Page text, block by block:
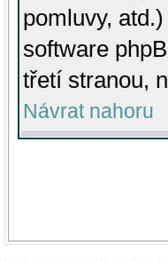
pomluvy,
software
třetí stranou,
Návrat nahoru